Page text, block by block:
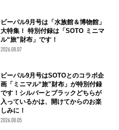
ビーパル9月号は「水族館＆博物館」
大特集！ 特別付録は「SOTO ミニマ
ル“旅”財布」です！
2026.08.07
ビーパル9月号はSOTOとのコラボ企
画「ミニマル“旅”財布」が特別付録
です！シルバーとブラックどちらが
入っているかは、開けてからのお楽
しみに！
2026.08.05